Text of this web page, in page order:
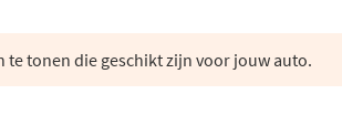
te tonen die geschikt zijn voor jouw auto.